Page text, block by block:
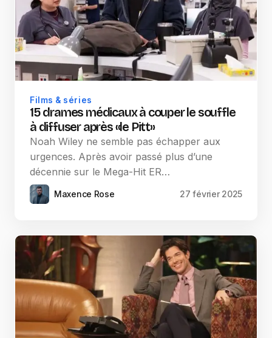
Films & séries
15 drames médicaux à couper le souffle
à diffuser après «le Pitt»
Noah Wiley ne semble pas échapper aux
urgences. Après avoir passé plus d’une
décennie sur le Mega-Hit ER…
Maxence Rose 27 février 2025